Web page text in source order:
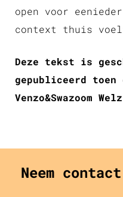
open voor
context thuis
Deze tekst is
gepubliceerd
Venzo&Swazoom
Neem